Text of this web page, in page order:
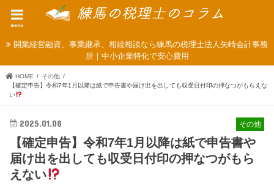
menu
開業経営融資、事業継承、相続相談なら練馬の税理士法人矢崎会計事務
所｜中小企業特化で安心費用
HOME
その他
【確定申告】令和7年1月以降は紙で申告書や届け出を出しても収受日付印の押なつがもらえな
い
その他
2025.01.08
【確定申告】令和7年1月以降は紙で申告書や
届け出を出しても収受日付印の押なつがもら
えない